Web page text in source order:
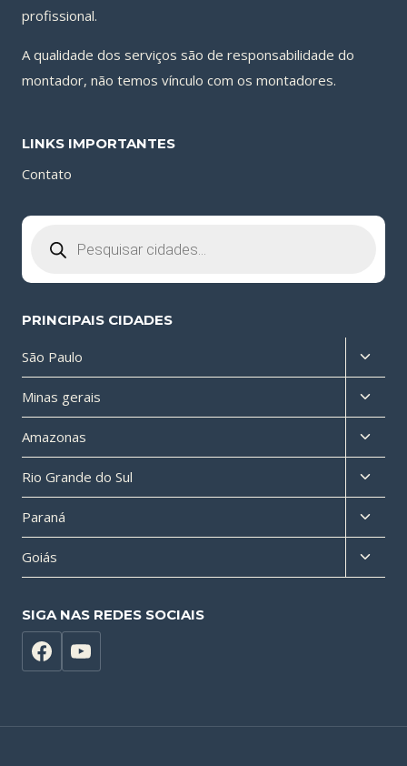
profissional.
A qualidade dos serviços são de responsabilidade do
montador, não temos vínculo com os montadores.
LINKS IMPORTANTES
Contato
produtos
PRINCIPAIS CIDADES
São Paulo
menu
filho
Minas gerais
menu
filho
Amazonas
menu
filho
Rio Grande do Sul
menu
filho
Paraná
menu
filho
Goiás
menu
SIGA NAS REDES SOCIAIS